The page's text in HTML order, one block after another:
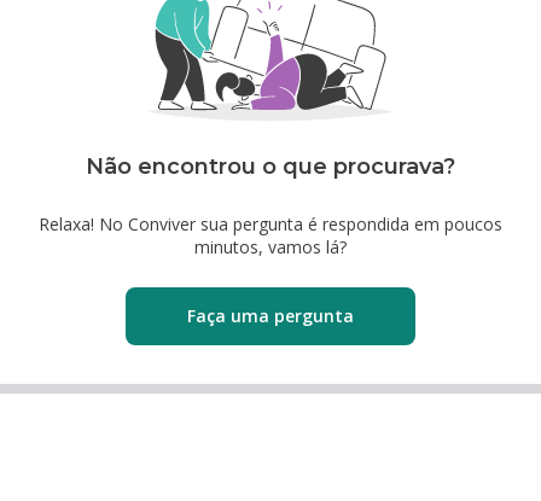
Não encontrou o que procurava?
Relaxa! No Conviver sua pergunta é respondida em poucos
minutos, vamos lá?
Faça uma pergunta